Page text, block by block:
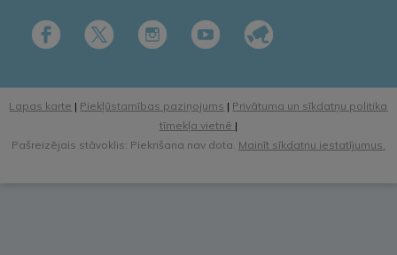
Lapas karte | Piekļūstamības paziņojums | Privātuma un sīkdatņu politika
tīmekļa vietnē |
Pašreizējais stāvoklis: Piekrišana nav dota. Mainīt sīkdatņu iestatījumus.